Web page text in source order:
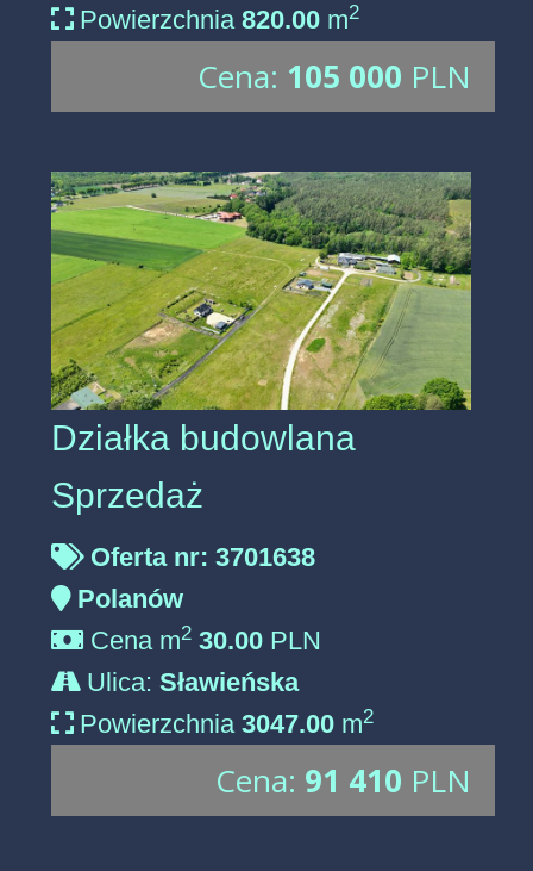
Powierzchnia820.00 m2
Cena: 105 000 PLN
Działka budowlana
Sprzedaż
Oferta nr: 3701638
Polanów
Cena m2 30.00 PLN
Ulica:Sławieńska
Powierzchnia3047.00 m2
Cena: 91 410 PLN